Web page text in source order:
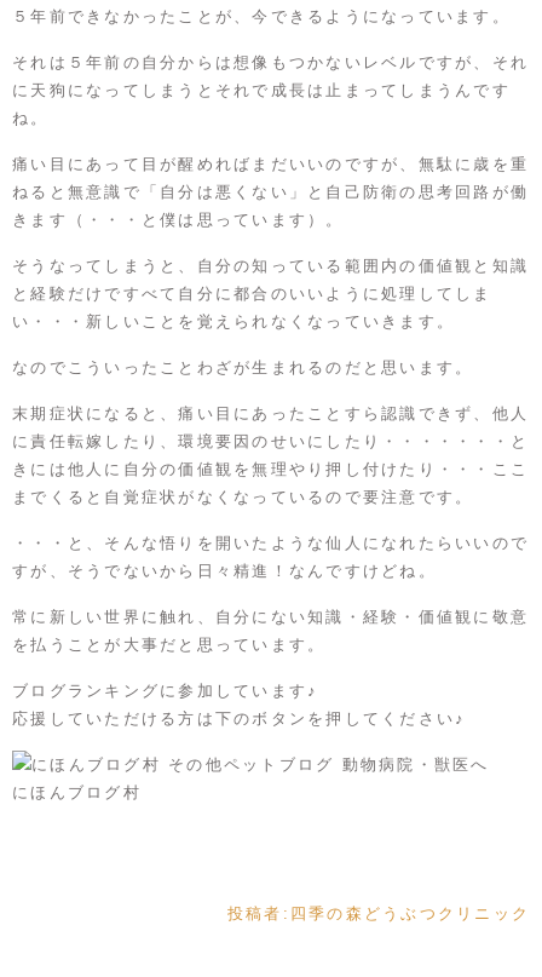
５年前できなかったことが、今できるようになっています。
それは５年前の自分からは想像もつかないレベルですが、それ
に天狗になってしまうとそれで成長は止まってしまうんです
ね。
痛い目にあって目が醒めればまだいいのですが、無駄に歳を重
ねると無意識で「自分は悪くない」と自己防衛の思考回路が働
きます（・・・と僕は思っています）。
そうなってしまうと、自分の知っている範囲内の価値観と知識
と経験だけですべて自分に都合のいいように処理してしま
い・・・新しいことを覚えられなくなっていきます。
なのでこういったことわざが生まれるのだと思います。
末期症状になると、痛い目にあったことすら認識できず、他人
に責任転嫁したり、環境要因のせいにしたり・・・・・・・と
きには他人に自分の価値観を無理やり押し付けたり・・・ここ
までくると自覚症状がなくなっているので要注意です。
・・・と、そんな悟りを開いたような仙人になれたらいいので
すが、そうでないから日々精進！なんですけどね。
常に新しい世界に触れ、自分にない知識・経験・価値観に敬意
を払うことが大事だと思っています。
ブログランキングに参加しています♪
応援していただける方は下のボタンを押してください♪
にほんブログ村
投稿者: 四季の森どうぶつクリニック